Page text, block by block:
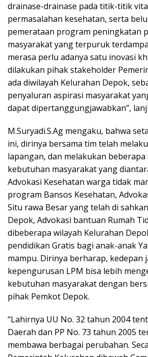
drainase-drainase pada titik-titik
permasalahan kesehatan, serta
pemerataan program peningkatan
masyarakat yang terpuruk
merasa perlu adanya satu inovasi
dilakukan pihak stakeholder
ada diwilayah Kelurahan Depok,
penyaluran aspirasi masyarakat
dapat dipertanggungjawabkan”,
M.Suryadi.S.Ag mengaku, bahwa
ini, dirinya bersama tim telah
lapangan, dan melakukan beberapa
kebutuhan masyarakat yang
Advokasi Kesehatan warga tidak
program Bansos Kesehatan,
Situ rawa Besar yang telah di
Depok, Advokasi bantuan Rumah
dibeberapa wilayah Kelurahan
pendidikan Gratis bagi anak-anak
mampu. Dirinya berharap, kedepan
kepengurusan LPM bisa lebih
kebutuhan masyarakat dengan
pihak Pemkot Depok.
“Lahirnya UU No. 32 tahun 2004
Daerah dan PP No. 73 tahun 2005
membawa berbagai perubahan.